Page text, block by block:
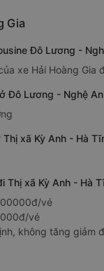
Gia
Đô Lương -
xe Hải Hoàng
Đô Lương - Nghệ
xã Kỳ Anh - Hà
Thị xã Kỳ Anh - Hà
vé
vé
không tăng giảm